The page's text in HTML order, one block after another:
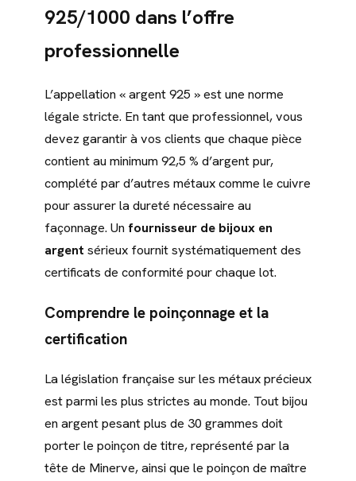
925/1000 dans l’offre
professionnelle
L’appellation « argent 925 » est une norme
légale stricte. En tant que professionnel, vous
devez garantir à vos clients que chaque pièce
contient au minimum 92,5 % d’argent pur,
complété par d’autres métaux comme le cuivre
pour assurer la dureté nécessaire au
façonnage. Un fournisseur de bijoux en
argent sérieux fournit systématiquement des
certificats de conformité pour chaque lot.
Comprendre le poinçonnage et la
certification
La législation française sur les métaux précieux
est parmi les plus strictes au monde. Tout bijou
en argent pesant plus de 30 grammes doit
porter le poinçon de titre, représenté par la
tête de Minerve, ainsi que le poinçon de maître